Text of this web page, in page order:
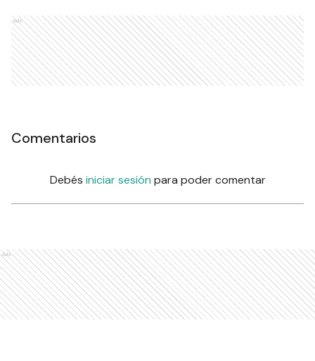
Ads
Comentarios
Debés iniciar sesión para poder comentar
Ads